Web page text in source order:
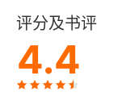
患者对医生的依赖
越是被责骂，越是
评分及书评
4.4